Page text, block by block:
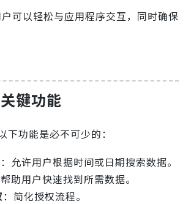
可以轻松与应用程序交互，同时确保
键功能
下功能是必不可少的：
：允许用户根据时间或日期搜索数据。
助用户快速找到所需数据。
：简化授权流程。